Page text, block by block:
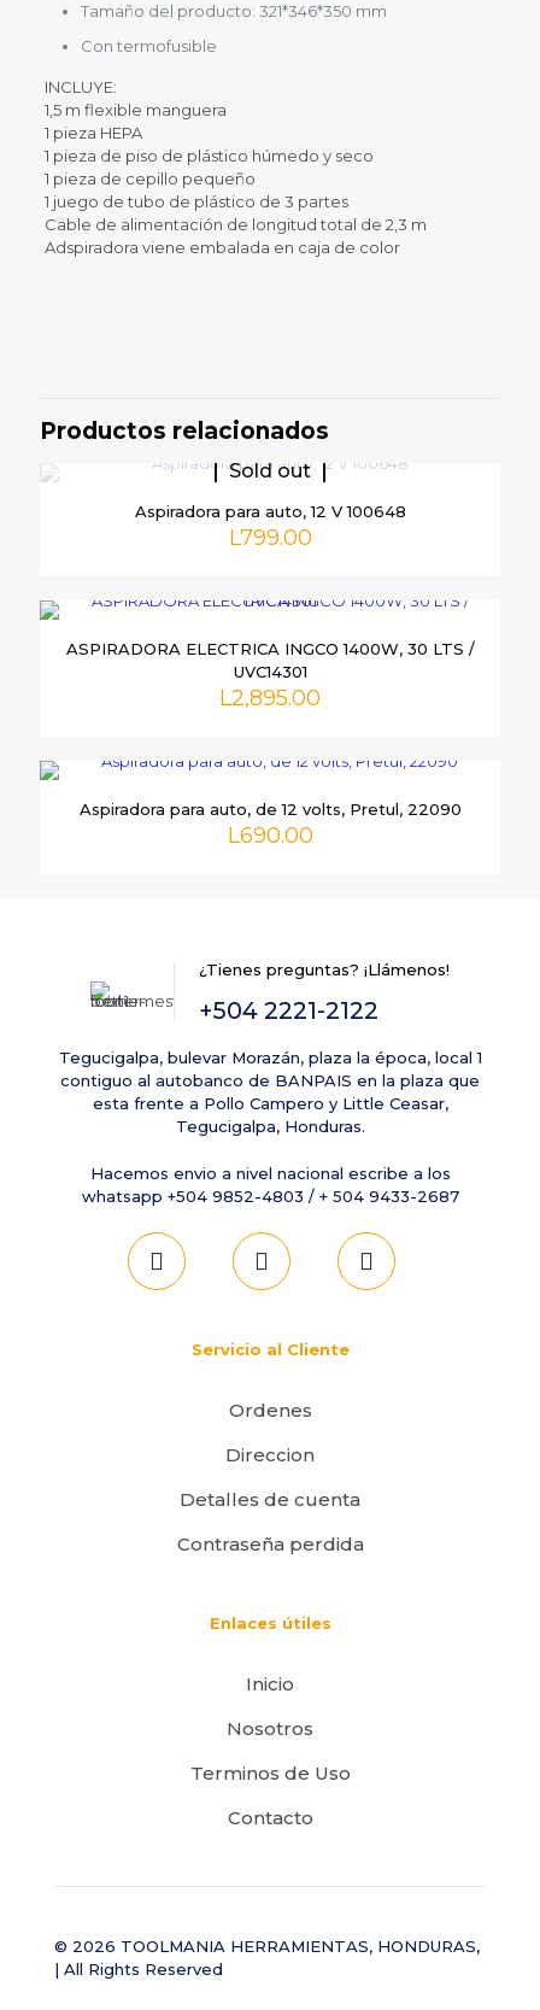
Tamaño del producto: 321*346*350 mm
Con termofusible
INCLUYE:
1,5 m flexible manguera
1 pieza HEPA
1 pieza de piso de plástico húmedo y seco
1 pieza de cepillo pequeño
1 juego de tubo de plástico de 3 partes
Cable de alimentación de longitud total de 2,3 m
Adspiradora viene embalada en caja de color
“ASPIRADORA TOTAL CASA 1200W
POLVO TVC12101”
campos obligatorios están marcados con*
Guarda mi nombre, correo electrónico y web en este
navegador para la próxima vez que comente.
Productos relacionados
Sold out
Aspiradora para auto, 12 V 100648
L799.00
ASPIRADORA ELECTRICA INGCO 1400W, 30 LTS /
UVC14301
L2,895.00
Aspiradora para auto, de 12 volts, Pretul, 22090
L690.00
¿Tienes preguntas? ¡Llámenos!
+504 2221-2122
Tegucigalpa, bulevar Morazán, plaza la época, local 1
contiguo al autobanco de BANPAIS en la plaza que
esta frente a Pollo Campero y Little Ceasar,
Tegucigalpa, Honduras.
Hacemos envio a nivel nacional escribe a los
whatsapp +504 9852-4803 / + 504 9433-2687
Servicio al Cliente
Ordenes
Direccion
Detalles de cuenta
Contraseña perdida
Enlaces útiles
Inicio
Nosotros
Terminos de Uso
Contacto
© 2026 TOOLMANIA HERRAMIENTAS, HONDURAS,
| All Rights Reserved